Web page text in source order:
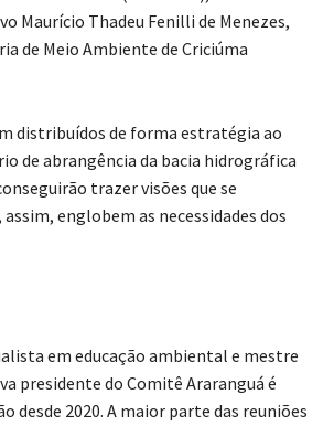
Maurício Thadeu Fenilli de Menezes,
de Meio Ambiente de Criciúma
distribuídos de forma estratégia ao
de abrangência da bacia hidrográfica
trazer visões que se
englobem as necessidades dos
em educação ambiental e mestre
presidente do Comitê Araranguá é
desde 2020. A maior parte das reuniões